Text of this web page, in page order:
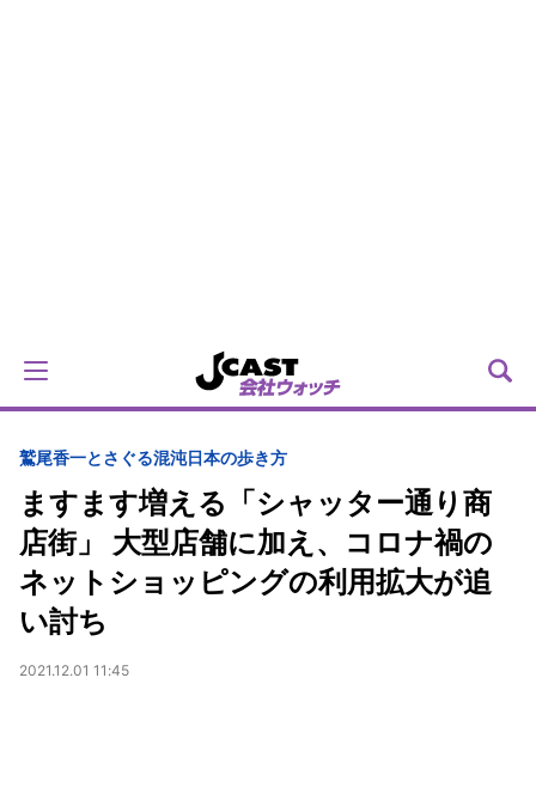
鷲尾香一とさぐる混沌日本の歩き方
ますます増える「シャッター通り商
店街」 大型店舗に加え、コロナ禍の
ネットショッピングの利用拡大が追
い討ち
2021.12.01 11:45